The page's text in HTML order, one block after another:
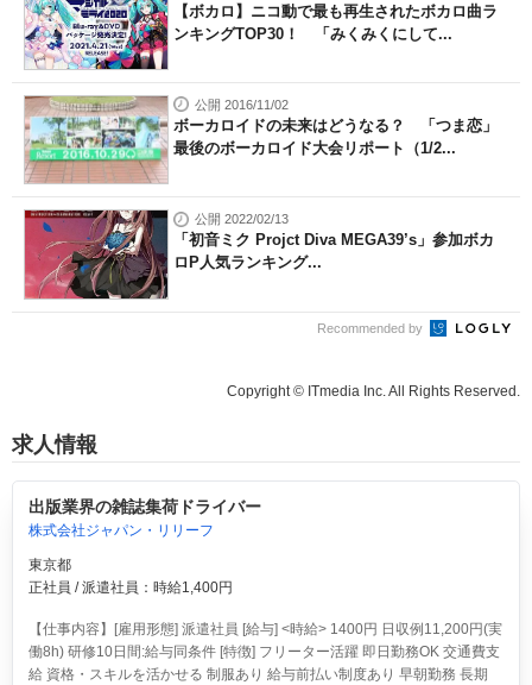
【ボカロ】ニコ動で最も再生されたボカロ曲ラ
ンキングTOP30！ 「みくみくにして...
公開 2016/11/02
ボーカロイドの未来はどうなる？ 「つま恋」
最後のボーカロイド大会リポート（1/2...
公開 2022/02/13
「初音ミク Projct Diva MEGA39’s」参加ボカ
ロP人気ランキング...
Recommended by
Copyright © ITmedia Inc. All Rights Reserved.
求人情報
出版業界の雑誌集荷ドライバー
株式会社ジャパン・リリーフ
東京都
正社員 / 派遣社員：時給1,400円
【仕事内容】[雇用形態] 派遣社員 [給与] <時給> 1400円 日収例11,200円(実
働8h) 研修10日間:給与同条件 [特徴] フリーター活躍 即日勤務OK 交通費支
給 資格・スキルを活かせる 制服あり 給与前払い制度あり 早朝勤務 長期